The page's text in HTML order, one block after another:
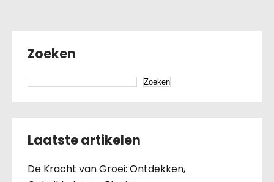
Zoeken
Zoeken
Laatste artikelen
De Kracht van Groei: Ontdekken,